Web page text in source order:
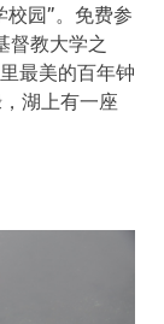
园”。免费参
督教大学之
最美的百年钟
湖上有一座